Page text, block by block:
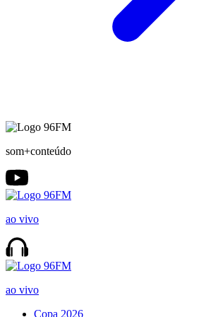
som+conteúdo
ao vivo
ao vivo
Copa 2026